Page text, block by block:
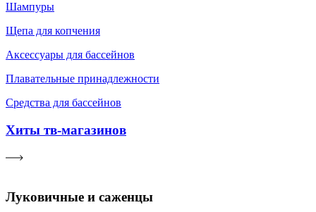
Шампуры
Щепа для копчения
Аксессуары для бассейнов
Плавательные принадлежности
Средства для бассейнов
Хиты тв-магазинов
Луковичные и саженцы